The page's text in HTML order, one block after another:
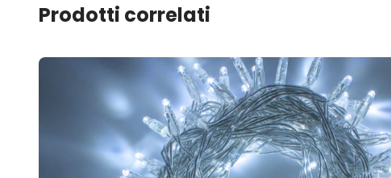
Prodotti correlati